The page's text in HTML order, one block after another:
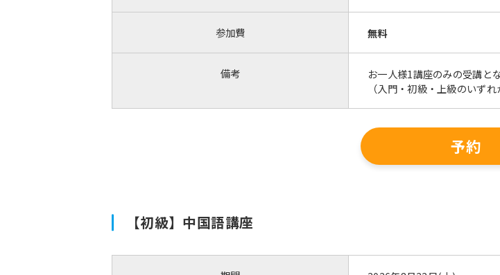
参加費 無料
備考
お一人様1講座のみの受講と
（入門・初級・上級のいずれ
予約
【初級】中国語講座